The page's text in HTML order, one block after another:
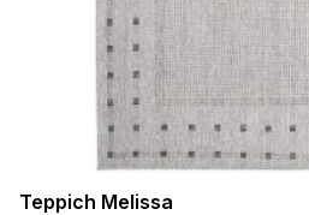
Teppich Melissa